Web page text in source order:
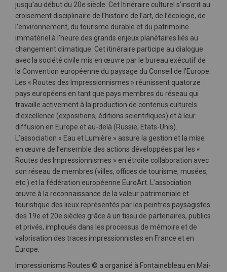
jusqu’au début du 20e siècle. Cet Itinéraire culturel s’inscrit au
croisement disciplinaire de l’histoire de l’art, de l’écologie, de
l’environnement, du tourisme durable et du patrimoine
immatériel à l’heure des grands enjeux planétaires liés au
changement climatique. Cet itinéraire participe au dialogue
avec la société civile mis en œuvre par le bureau exécutif de
la Convention européenne du paysage du Conseil de l’Europe.
Les « Routes des Impressionnismes » réunissent quatorze
pays européens en tant que pays membres du réseau qui
travaille activement à la production de contenus culturels
d’excellence (expositions, éditions scientifiques) et à leur
diffusion en Europe et au-delà (Russie, Etats-Unis).
L’association « Eau et Lumière » assure la gestion et la mise
en œuvre de l’ensemble des actions développées par les «
Routes des Impressionnismes » en étroite collaboration avec
son réseau de membres (villes, offices de tourisme, musées,
etc.) et la fédération européenne EuroArt. L’association
œuvre à la reconnaissance de la valeur patrimoniale et
touristique des lieux représentés par les peintres paysagistes
des 19e et 20e siècles grâce à un tissu de partenaires, publics
et privés, impliqués dans les processus de mémoire et de
valorisation des traces impressionnistes en France et en
Europe.
Impressionisms Routes © a organisé à Fontainebleau en Mai-